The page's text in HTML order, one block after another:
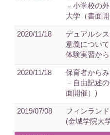
－小学校の
大学（書面
2020/11/18
デュアルシ
意義につい
体験実習か
2020/11/18
保育者から
－自由記述
面開催）)
2019/07/08
フィンラン
(金城学院大